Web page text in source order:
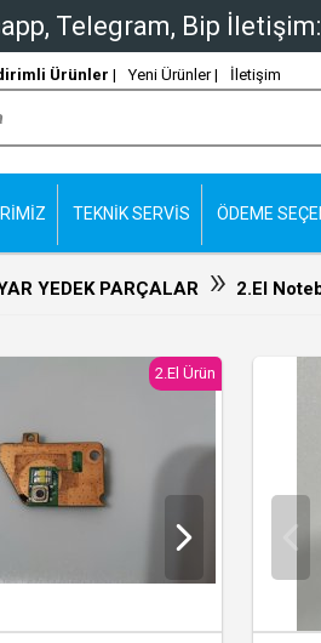
Telegram, Bip İletişim:
Ürünler | Yeni Ürünler | İletişim
TEKNİK SERVİS ÖDEME
YEDEK PARÇALAR» 2.El
2.El Ürün